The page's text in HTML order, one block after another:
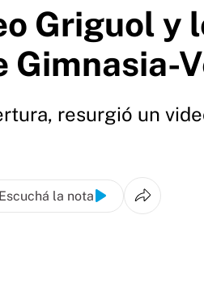
Griguol y
Gimnasia-
resurgió un
Escuchá la nota